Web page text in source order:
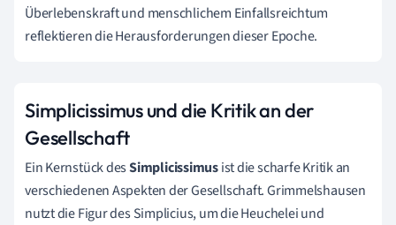
Überlebenskraft und menschlichem Einfallsreichtum
reflektieren die Herausforderungen dieser Epoche.
Simplicissimus und die Kritik an der
Gesellschaft
Ein Kernstück desSimplicissimusist die scharfe Kritik an
verschiedenen Aspekten der Gesellschaft. Grimmelshausen
nutzt die Figur des Simplicius, um die Heuchelei und